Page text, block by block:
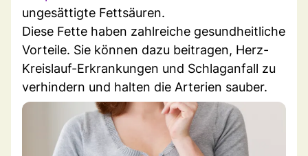
ungesättigte Fettsäuren.
Diese Fette haben zahlreiche gesundheitliche
Vorteile. Sie können dazu beitragen, Herz-
Kreislauf-Erkrankungen und Schlaganfall zu
verhindern und halten die Arterien sauber.